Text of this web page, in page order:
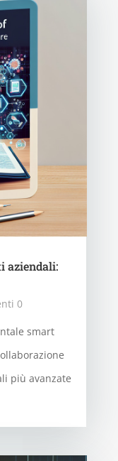
aziendali:
0
smart
più avanzate